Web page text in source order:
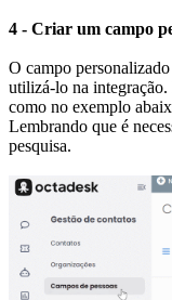
4 - Criar um campo
O campo
utilizá-lo na integração.
como no exemplo
Lembrando que é
pesquisa.